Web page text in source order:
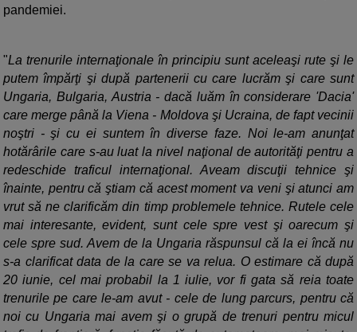
pandemiei.
"La trenurile internaţionale în principiu sunt aceleaşi rute şi le
putem împărţi şi după partenerii cu care lucrăm şi care sunt
Ungaria, Bulgaria, Austria - dacă luăm în considerare 'Dacia'
care merge până la Viena - Moldova şi Ucraina, de fapt vecinii
noştri - şi cu ei suntem în diverse faze. Noi le-am anunţat
hotărârile care s-au luat la nivel naţional de autorităţi pentru a
redeschide traficul internaţional. Aveam discuţii tehnice şi
înainte, pentru că ştiam că acest moment va veni şi atunci am
vrut să ne clarificăm din timp problemele tehnice. Rutele cele
mai interesante, evident, sunt cele spre vest şi oarecum şi
cele spre sud. Avem de la Ungaria răspunsul că la ei încă nu
s-a clarificat data de la care se va relua. O estimare că după
20 iunie, cel mai probabil la 1 iulie, vor fi gata să reia toate
trenurile pe care le-am avut - cele de lung parcurs, pentru că
noi cu Ungaria mai avem şi o grupă de trenuri pentru micul